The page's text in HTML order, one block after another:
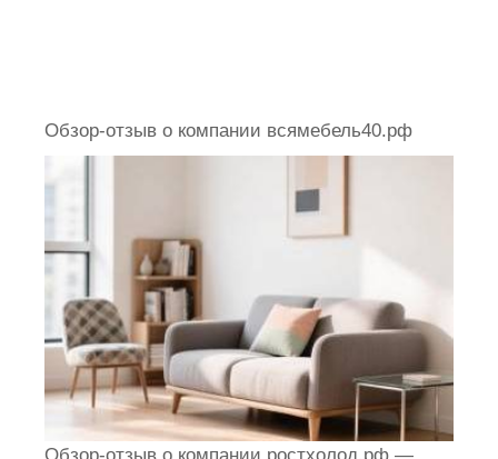
Обзор-отзыв о компании всямебель40.рф